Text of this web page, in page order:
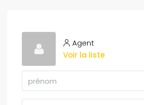
Agent
Voir la liste